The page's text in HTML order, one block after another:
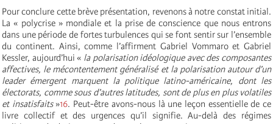
Pour conclure cette brève présentation, revenons à notre constat initial.
La « polycrise » mondiale et la prise de conscience que nous entrons
dans une période de fortes turbulences qui se font sentir sur l’ensemble
du continent. Ainsi, comme l’affirment Gabriel Vommaro et Gabriel
Kessler, aujourd’hui « la polarisation idéologique avec des composantes
affectives, le mécontentement généralisé et la polarisation autour d’un
leader émergent marquent la politique latino-américaine, dont les
électorats, comme sous d’autres latitudes, sont de plus en plus volatiles
et insatisfaits»16. Peut-être avons-nous là une leçon essentielle de ce
livre collectif et des urgences qu’il signifie. Au-delà des régimes